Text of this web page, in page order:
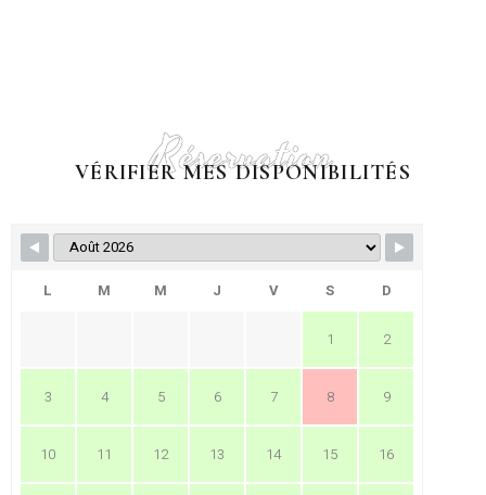
Réservation
VÉRIFIER MES DISPONIBILITÉS
L M M J V S D
1 2
3 4 5 6 7 8 9
10 11 12 13 14 15 16